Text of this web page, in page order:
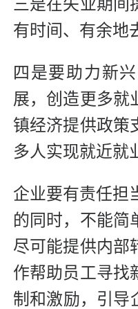
三是在失业期间
有时间、有余地
四是要助力新
展，创造更多就
镇经济提供政策
多人实现就近就
企业要有责任担
的同时，不能简
尽可能提供内部
作帮助员工寻找
制和激励，引导